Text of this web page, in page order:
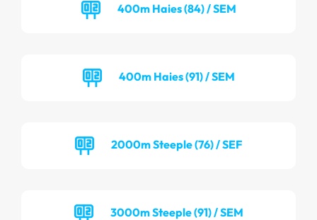
400m Haies (84) / SEM
400m Haies (91) / SEM
2000m Steeple (76) / SEF
3000m Steeple (91) / SEM